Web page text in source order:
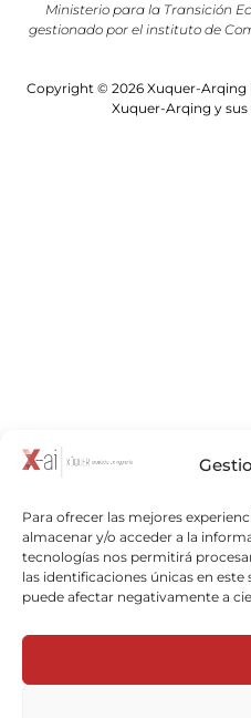
Para ofrecer las mejores
almacenar y/o acceder a la
tecnologías nos permitirá
las identificaciones únicas en
puede afectar negativamente a
Ministerio para la Transición
gestionado por el instituto de
Copyright © 2026 Xuquer-Arqing
Xuquer-Arqing y